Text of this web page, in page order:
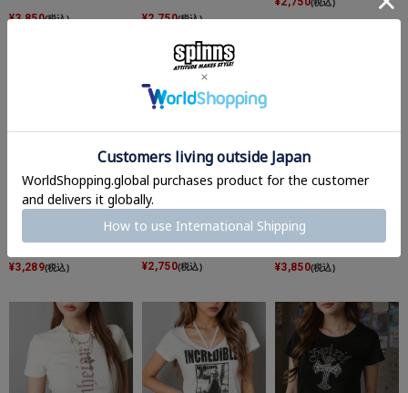
¥3,850(税込)
¥2,750(税込)
(税込)
カラフル半袖Tシャツ/メ
ッセージロゴ/全5色/#ス
トリート女子
¥3,289(税込)
カラフル半袖Tシャツ/ビ
ッグロゴ/全8色/#ストリ
ート女子
¥2,750(税込)
Vネック半袖Tシャツ/ド
ットロゴ/#ストリート女
子
¥3,850(税込)